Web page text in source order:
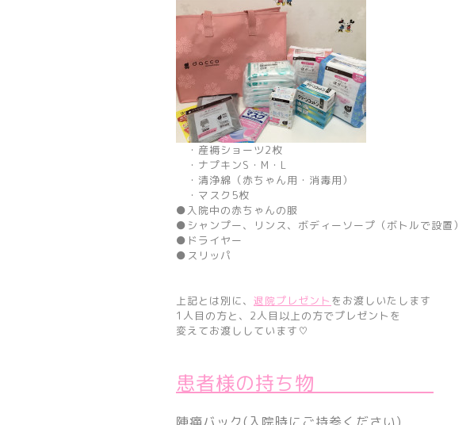
・ 産褥ショーツ2枚
・ナプキンS・M・L
・清浄綿（赤ちゃん用・消毒用）
・ マスク5枚
●入院中の赤ちゃんの服
●シャンプー、リンス、ボディーソープ（ボトルで設置）
●ドライヤー
●スリッパ
上記とは別に、 退院プレゼント をお渡しいたします
1人目の方と、2人目以上の方でプレゼントを
変えてお渡ししています♡
患者様の持ち物